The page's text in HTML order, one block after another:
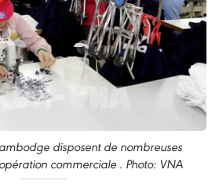
disposent de nombreuses
commerciale . Photo: VNA